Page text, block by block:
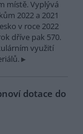
místě. Vyplývá
2022 a 2021
v roce 2022
dříve pak 570.
využití
dotace do